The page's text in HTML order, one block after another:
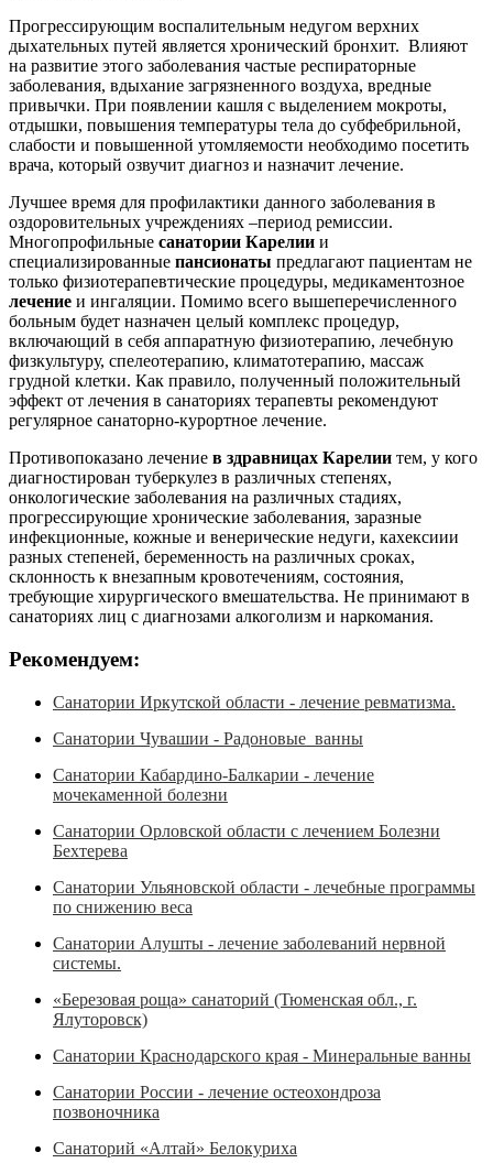
Прогрессирующим воспалительным недугом верхних
дыхательных путей является хронический бронхит. Влияют
на развитие этого заболевания частые респираторные
заболевания, вдыхание загрязненного воздуха, вредные
привычки. При появлении кашля с выделением мокроты,
отдышки, повышения температуры тела до субфебрильной,
слабости и повышенной утомляемости необходимо посетить
врача, который озвучит диагноз и назначит лечение.
Лучшее время для профилактики данного заболевания в
оздоровительных учреждениях –период ремиссии.
Многопрофильные санатории Карелии и
специализированные пансионаты предлагают пациентам не
только физиотерапевтические процедуры, медикаментозное
лечение и ингаляции. Помимо всего вышеперечисленного
больным будет назначен целый комплекс процедур,
включающий в себя аппаратную физиотерапию, лечебную
физкультуру, спелеотерапию, климатотерапию, массаж
грудной клетки. Как правило, полученный положительный
эффект от лечения в санаториях терапевты рекомендуют
регулярное санаторно-курортное лечение.
Противопоказано лечение в здравницах Карелии тем, у кого
диагностирован туберкулез в различных степенях,
онкологические заболевания на различных стадиях,
прогрессирующие хронические заболевания, заразные
инфекционные, кожные и венерические недуги, кахексиии
разных степеней, беременность на различных сроках,
склонность к внезапным кровотечениям, состояния,
требующие хирургического вмешательства. Не принимают в
санаториях лиц с диагнозами алкоголизм и наркомания.
Рекомендуем:
Санатории Иркутской области - лечение ревматизма.
Санатории Чувашии - Радоновые ванны
Санатории Кабардино-Балкарии - лечение
мочекаменной болезни
Санатории Орловской области с лечением Болезни
Бехтерева
Санатории Ульяновской области - лечебные программы
по снижению веса
Санатории Алушты - лечение заболеваний нервной
системы.
«Березовая роща» санаторий (Тюменская обл., г.
Ялуторовск)
Санатории Краснодарского края - Минеральные ванны
Санатории России - лечение остеохондроза
позвоночника
Санаторий «Алтай» Белокуриха